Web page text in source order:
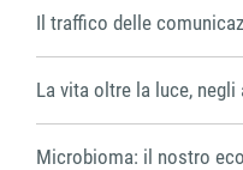
Il traffico delle
La vita oltre la luce, negli
Microbioma: il nostro